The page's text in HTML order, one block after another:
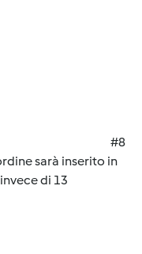
#8
sarà inserito in
di 13